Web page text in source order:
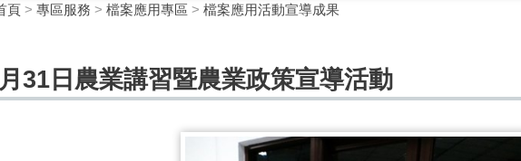
頁> 專區服務 > 檔案應用專區 > 檔案應用活動宣導成果
31日農業講習暨農業政策宣導活動